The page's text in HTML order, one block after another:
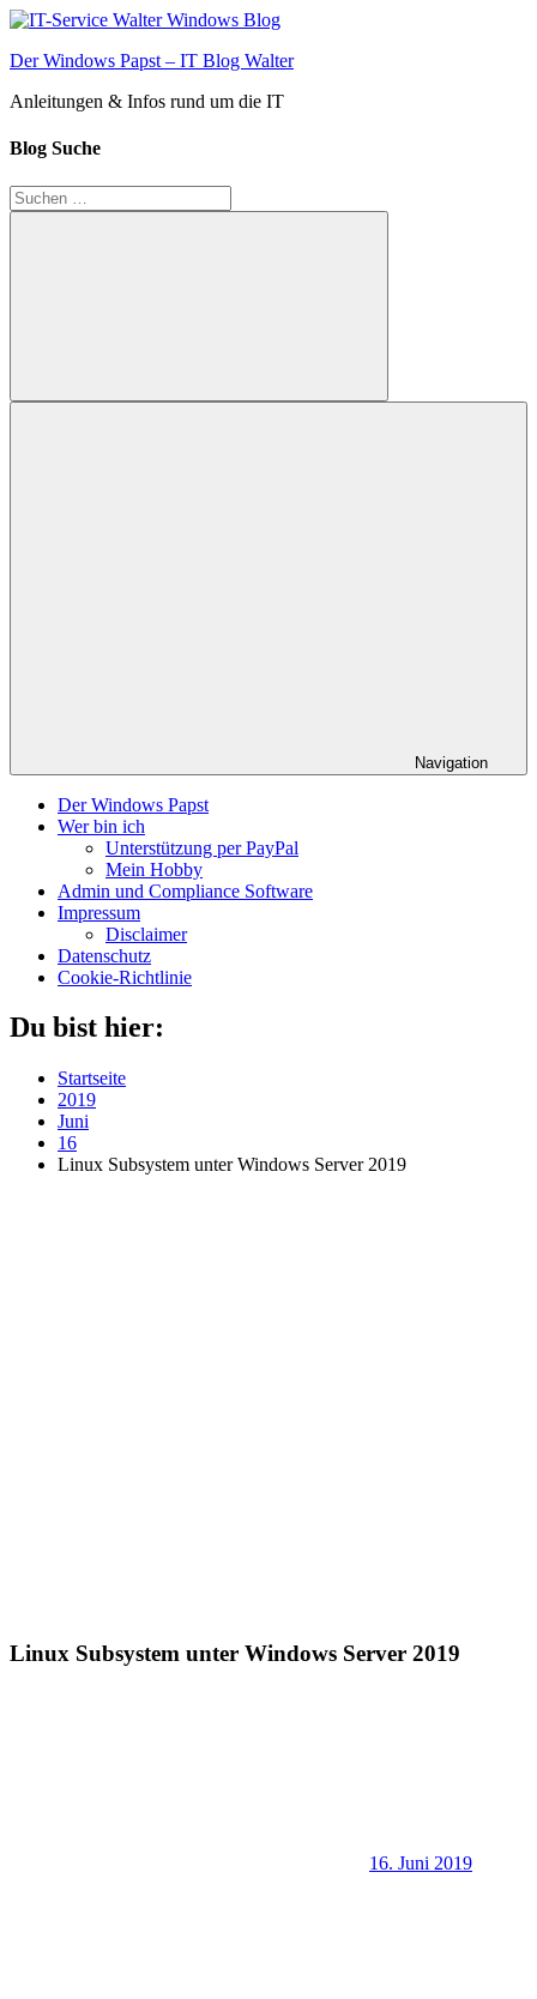
Zum
springen
Der Windows Papst – IT Blog Walter
Anleitungen & Infos rund um die IT
Blog Suche
Suchen
nach:
Suchen
Navigation
Der Windows Papst
Wer bin ich
Unterstützung per PayPal
Mein Hobby
Admin und Compliance Software
Impressum
Disclaimer
Datenschutz
Cookie-Richtlinie
Du bist hier:
Startseite
2019
Juni
16
Linux Subsystem unter Windows Server 2019
Linux Subsystem unter Windows Server 2019
16. Juni 2019